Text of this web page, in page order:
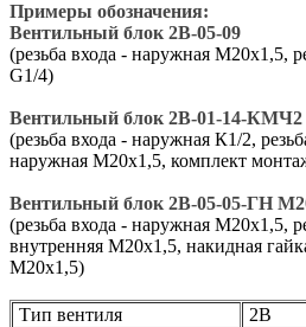
Примеры обозначения:
Вентильный блок 2В-05-09
(резьба входа - наружная М20х1,5,
G1/4)
Вентильный блок 2В-01-14-КМЧ2
(резьба входа - наружная К1/2,
наружная М20х1,5, комплект
Вентильный блок 2В-05-05-ГН
(резьба входа - наружная М20х1,5,
внутренняя М20х1,5, накидная
М20х1,5)
Тип вентиля
2В